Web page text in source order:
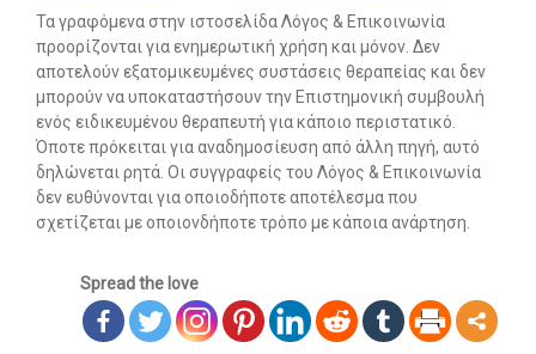
Τα γραφόμενα στην ιστοσελίδα Λόγος & Επικοινωνία
προορίζονται για ενημερωτική χρήση και μόνον. Δεν
αποτελούν εξατομικευμένες συστάσεις θεραπείας και δεν
μπορούν να υποκαταστήσουν την Επιστημονική συμβουλή
ενός ειδικευμένου θεραπευτή για κάποιο περιστατικό.
Όποτε πρόκειται για αναδημοσίευση από άλλη πηγή, αυτό
δηλώνεται ρητά. Οι συγγραφείς του Λόγος & Επικοινωνία
δεν ευθύνονται για οποιοδήποτε αποτέλεσμα που
σχετίζεται με οποιονδήποτε τρόπο με κάποια ανάρτηση.
Spread the love